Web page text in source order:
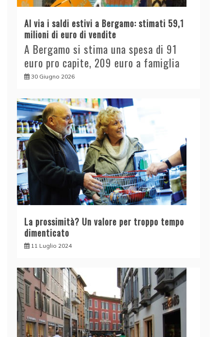
Al via i saldi estivi a Bergamo: stimati 59,1
milioni di euro di vendite
A Bergamo si stima una spesa di 91
euro pro capite, 209 euro a famiglia
30 Giugno 2026
La prossimità? Un valore per troppo tempo
dimenticato
11 Luglio 2024